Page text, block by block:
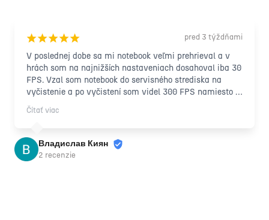
¡¡¡¡¡ pred 3 týždňami
V poslednej dobe sa mi notebook veľmi prehrieval a v
hrách som na najnižších nastaveniach dosahoval iba 30
FPS. Vzal som notebook do servisného strediska na
vyčistenie a po vyčistení som videl 300 FPS namiesto
30 FPS na rovnakých nastaveniach. Môžem teda
povedať, že kvalita ich práce prekonala všetky moje
Chcel by som tiež spomenúť, že som cudzinec a mal
som problém opísať problém servisnému personálu, ale
aj tak ma pochopili a odviedli najlepšiu možnú prácu. S
Čítať viac
Владислав Киян
2 recenzie